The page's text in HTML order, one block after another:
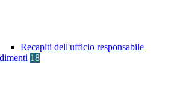
Recapiti dell'ufficio responsabile
18